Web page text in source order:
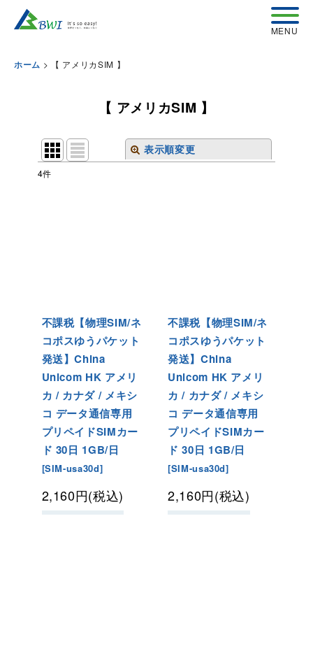
ホーム > 【 アメリカSIM 】
【 アメリカSIM 】
表示順変更
4件
不課税【物理SIM/ネ
コポスゆうパケット
発送】China
Unicom HK アメリ
カ / カナダ / メキシ
コ データ通信専用
プリペイドSIMカー
ド 30日 1GB/日
[SIM-usa30d]
2,160円(税込)
不課税【物理SIM/ネ
コポスゆうパケット
発送】China
Unicom HK アメリ
カ / カナダ / メキシ
コ データ通信専用
プリペイドSIMカー
ド 30日 1GB/日
[SIM-usa30d]
2,160円(税込)